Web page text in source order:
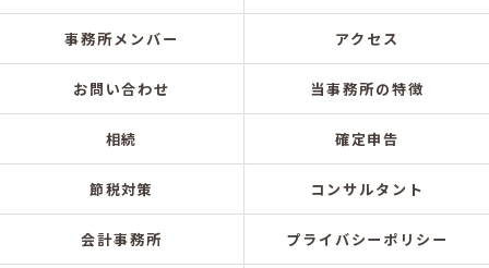
事務所メンバー アクセス
お問い合わせ 当事務所の特徴
相続 確定申告
節税対策 コンサルタント
会計事務所 プライバシーポリシー